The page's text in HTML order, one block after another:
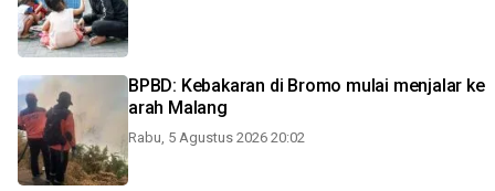
BPBD: Kebakaran di Bromo mulai menjalar ke
arah Malang
Rabu, 5 Agustus 2026 20:02